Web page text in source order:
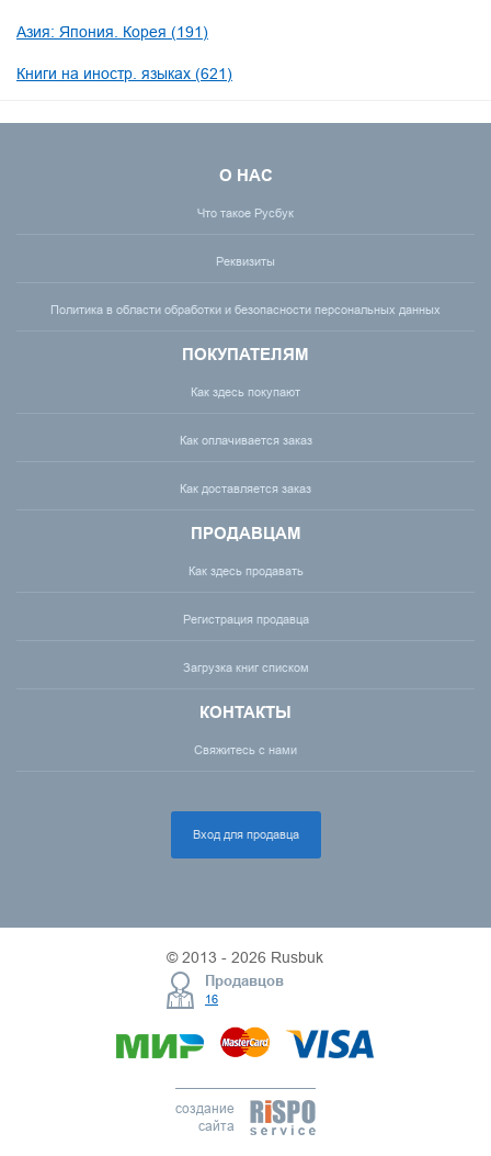
Азия: Япония. Корея (191)
Книги на иностр. языках (621)
О НАС
Что такое Русбук
Реквизиты
Политика в области обработки и безопасности персональных данных
ПОКУПАТЕЛЯМ
Как здесь покупают
Как оплачивается заказ
Как доставляется заказ
ПРОДАВЦАМ
Как здесь продавать
Регистрация продавца
Загрузка книг списком
КОНТАКТЫ
Свяжитесь с нами
Вход для продавца
© 2013 - 2026 Rusbuk
Продавцов
16
создание
сайта